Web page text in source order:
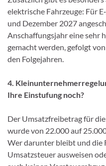
elektrische Fahrzeuge: Für
und Dezember 2027
Anschaffungsjahr eine sehr
gemacht werden, gefolgt
den Folgejahren.
4.
Ihre Einstufung noch?
Der Umsatzfreibetrag für
wurde von 22.000 auf
Wer darunter bleibt und die
Umsatzsteuer ausweisen